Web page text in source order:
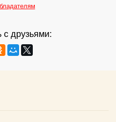
с друзьями: